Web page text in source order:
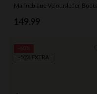
Marineblaue Veloursleder-Boots
149.99
-10% EXTRA